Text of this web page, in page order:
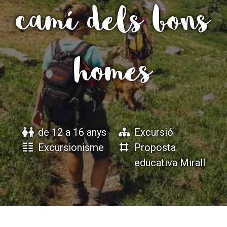
camí dels bons
homes
de 12 a 16 anys
Excursió
Excursionisme
Proposta
educativa Mirall
ACCIÓ SOCIAL I JOVES
ESPLAIS
SUPORT TERCER SECTOR
ACCIÓ SOCIAL I JOVES
ESPLAIS
SUPORT TERCER SECTOR